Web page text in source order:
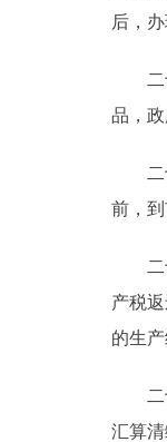
后，
二十
品，
二十
前，
二十
产税
的生
二十
汇算